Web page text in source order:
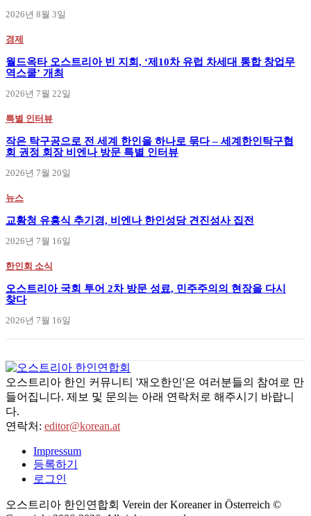
2026년 8월 3일
경제
월드옥타 오스트리아 빈 지회, ‘제10차 유럽 차세대 통합 창업무
역스쿨’ 개최
2026년 7월 22일
특별 인터뷰
작은 탁구공으로 전 세계 한인을 하나로 묶다 – 세계한인탁구협
회 권정 회장 비엔나 방문 특별 인터뷰
2026년 7월 20일
뉴스
교황청 유흥식 추기경, 비엔나 한인성당 견진성사 집전
2026년 7월 16일
한인회 소식
오스트리아 국회 투어 2차 방문 성료, 민주주의의 현장을 다시
찾다
2026년 7월 16일
오스트리아 한인 커뮤니티 '재오한인'은 여러분들의 참여로 만
들어집니다. 제보 및 문의는 아래 연락처로 해주시기 바랍니
다.
연락처: editor@korean.at
Impressum
등록하기
로그인
오스트리아 한인연합회 Verein der Koreaner in Österreich ©